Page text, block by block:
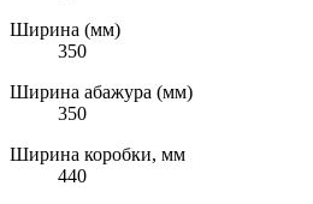
Ширина (мм)
350
Ширина абажура (мм)
350
Ширина коробки, мм
440